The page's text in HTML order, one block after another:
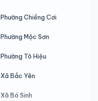
Phường Chiềng Cơi
Phường Mộc Sơn
Phường Tô Hiệu
Xã Bắc Yên
Xã Bó Sinh